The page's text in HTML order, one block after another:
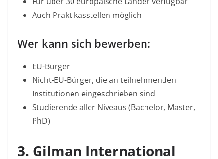
Auch Praktikasstellen möglich
Wer kann sich bewerben:
EU-Bürger
Nicht-EU-Bürger, die an teilnehmenden
Institutionen eingeschrieben sind
Studierende aller Niveaus (Bachelor, Master,
PhD)
3. Gilman International